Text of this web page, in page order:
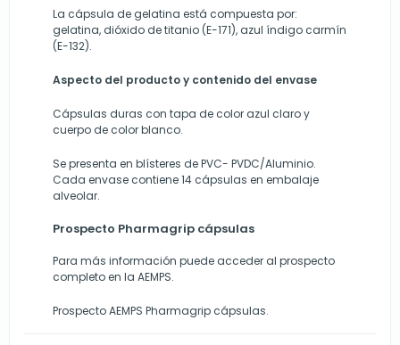
La cápsula de gelatina está compuesta por:
gelatina, dióxido de titanio (E-171), azul índigo carmín
(E-132).
Aspecto del producto y contenido del envase
Cápsulas duras con tapa de color azul claro y
cuerpo de color blanco.
Se presenta en blísteres de PVC- PVDC/Aluminio.
Cada envase contiene 14 cápsulas en embalaje
alveolar.
Prospecto Pharmagrip cápsulas
Para más información puede acceder al prospecto
completo en la AEMPS.
Prospecto AEMPS Pharmagrip cápsulas.